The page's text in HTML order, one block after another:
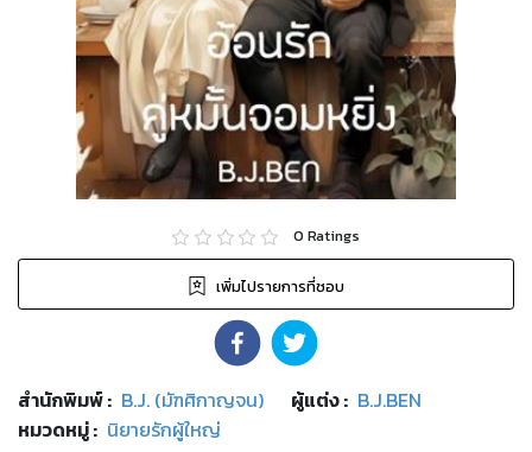
0 Ratings
เพิ่มไปรายการที่ชอบ
สำนักพิมพ์: B.J. (มัฑศิกาญจน) ผู้แต่ง : B.J.BEN
หมวดหมู่: นิยายรักผู้ใหญ่